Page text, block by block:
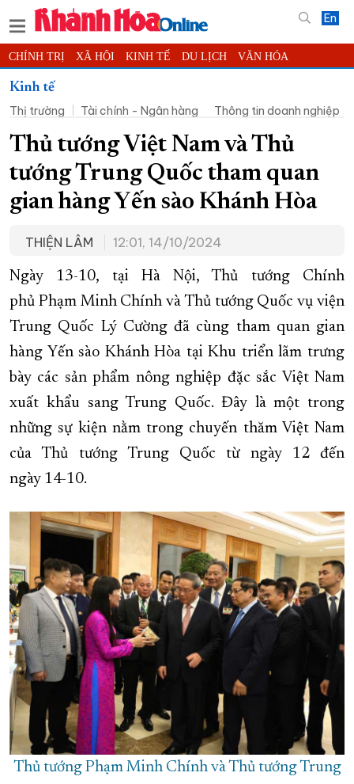
En
CHÍNH TRỊ XÃ HỘI KINH TẾ DU LỊCH VĂN HÓA
THỂ THAO
KHOA HỌC - CÔNG NGHỆ PHÁP LUẬT BẠN ĐỌC PHÓNG SỰ
THẾ GIỚI MULTIMEDIA VIDEO ĐỌC BÁO ONLINE
PODCAST THÔNG TIN - QUẢNG CÁO
QUY HOẠCH TỈNH KHÁNH HÒA
CHUNG TAY CẢI CÁCH HÀNH CHÍNH
XÂY DỰNG NÔNG THÔN MỚI LỊCH CẮT ĐIỆN
TÀU - XE - MÁY BAY
KỶ NIỆM 370 NĂM XÂY DỰNG VÀ PHÁT TRIỂN TỈNH KHÁNH HÒA
KHOẢNH KHẮC ĐẸP XỨ TRẦM
XÂY DỰNG KHÁNH HÒA TRỞ THÀNH THÀNH PHỐ TRỰC THUỘC
ĐẠI HỘI ĐẢNG CÁC CẤP TRANG CHỦ VỀ BÁO KHÁNH HÒA
Kinh tế
Thị trường
Tài chính - Ngân hàng Thông tin doanh nghiệp
Thủ tướng Việt Nam và Thủ
tướng Trung Quốc tham quan
gian hàng Yến sào Khánh Hòa
THIỆN LÂM 12:01, 14/10/2024
Ngày 13-10, tại Hà Nội, Thủ tướng Chính
phủ Phạm Minh Chính và Thủ tướng Quốc vụ viện
Trung Quốc Lý Cường đã cùng tham quan gian
hàng Yến sào Khánh Hòa tại Khu triển lãm trưng
bày các sản phẩm nông nghiệp đặc sắc Việt Nam
xuất khẩu sang Trung Quốc. Đây là một trong
những sự kiện nằm trong chuyến thăm Việt Nam
của Thủ tướng Trung Quốc từ ngày 12 đến
ngày 14-10.
Thủ tướng Phạm Minh Chính và Thủ tướng Trung